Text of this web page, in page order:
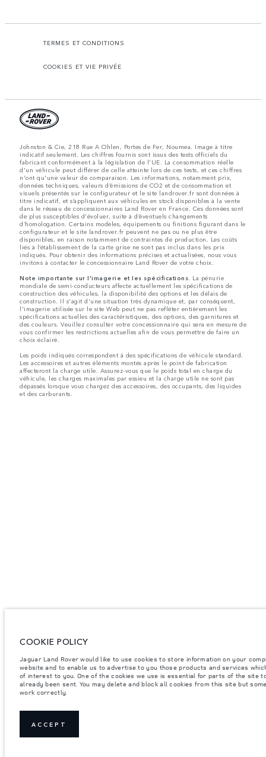
TERMES ET CONDITIONS
COOKIES ET VIE PRIVÉE
Johnston & Cie, 218 Rue A Ohlen, Portes de Fer, Noumea. Image à titre
indicatif seulement. Les chiffres fournis sont issus des tests officiels du
fabricant conformément à la législation de l'UE. La consommation réelle
d'un véhicule peut différer de celle atteinte lors de ces tests, et ces chiffres
n'ont qu'une valeur de comparaison. Les informations, notamment prix,
données techniques, valeurs d’émissions de CO2 et de consommation et
visuels présentés sur le configurateur et le site landrover.fr sont données à
titre indicatif, et s’appliquent aux véhicules en stock disponibles à la vente
dans le réseau de concessionnaires Land Rover en France. Ces données sont
de plus susceptibles d'évoluer, suite à d’éventuels changements
d’homologation. Certains modèles, équipements ou finitions figurant dans le
configurateur et le site landrover.fr peuvent ne pas ou ne plus être
disponibles, en raison notamment de contraintes de production. Les coûts
liés à l’établissement de la carte grise ne sont pas inclus dans les prix
indiqués. Pour obtenir des informations précises et actualisées, nous vous
invitons à contacter le concessionnaire Land Rover de votre choix.
Note importante sur l'imagerie et les spécifications. La pénurie
mondiale de semi-conducteurs affecte actuellement les spécifications de
construction des véhicules, la disponibilité des options et les délais de
construction. Il s'agit d'une situation très dynamique et, par conséquent,
l'imagerie utilisée sur le site Web peut ne pas refléter entièrement les
spécifications actuelles des caractéristiques, des options, des garnitures et
des couleurs. Veuillez consulter votre concessionnaire qui sera en mesure de
vous confirmer les restrictions actuelles afin de vous permettre de faire un
choix éclairé.
Les poids indiqués correspondent à des spécifications de véhicule standard.
Les accessoires et autres éléments montés après le point de fabrication
affecteront la charge utile. Assurez-vous que le poids total en charge du
véhicule, les charges maximales par essieu et la charge utile ne sont pas
dépassés lorsque vous chargez des accessoires, des occupants, des liquides
et des carburants.
COOKIE POLICY
Jaguar Land Rover would like to use cookies to store information on your
website and to enable us to advertise to you those products and services
of interest to you. One of the cookies we use is essential for parts of the site
already been sent. You may delete and block all cookies from this site but
work correctly.
ACCEPT